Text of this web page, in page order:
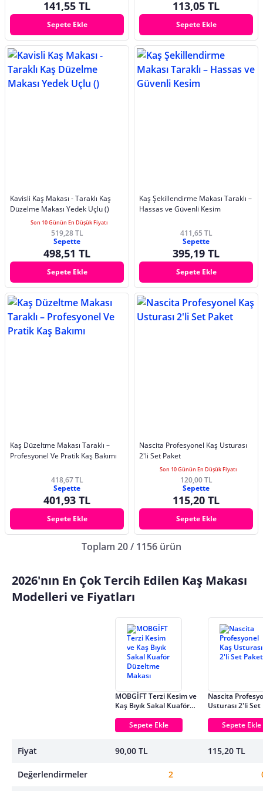
141,55 TL
Sepete Ekle
113,05 TL
Sepete Ekle
Kavisli Kaş Makası - Taraklı Kaş
Düzelme Makası Yedek Uçlu ()
Son 10 Günün En Düşük Fiyatı
519,28 TL
Sepette
498,51 TL
Sepete Ekle
Kaş Şekillendirme Makası Taraklı –
Hassas ve Güvenli Kesim
411,65 TL
Sepette
395,19 TL
Sepete Ekle
Kaş Düzeltme Makası Taraklı –
Profesyonel Ve Pratik Kaş Bakımı
418,67 TL
Sepette
401,93 TL
Sepete Ekle
Nascita Profesyonel Kaş Usturası
2'li Set Paket
Son 10 Günün En Düşük Fiyatı
120,00 TL
Sepette
115,20 TL
Sepete Ekle
Toplam 20 / 1156 ürün
2026'nın En Çok Tercih Edilen Kaş Makası
Modelleri ve Fiyatları
Fiyat
Değerlendirmeler
MOBGİFT Terzi Kesim ve
Kaş Bıyık Sakal Kuaför
Sepete Ekle
90,00 TL
2
Nascita
Usturası 2'li
Sepete Ekle
115,20 TL